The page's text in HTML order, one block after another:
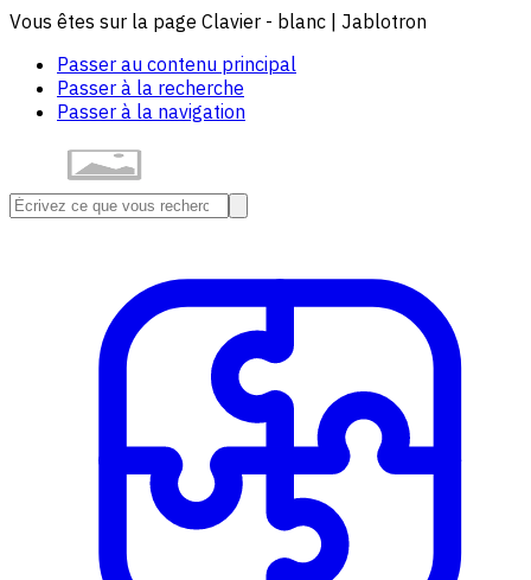
Vous êtes sur la page Clavier - blanc | Jablotron
Passer au contenu principal
Passer à la recherche
Passer à la navigation